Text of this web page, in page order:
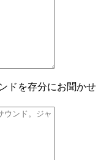
ドを存分にお聞かせ